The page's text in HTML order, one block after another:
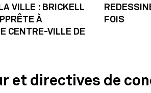
VILLE : BRICKELL
À
CENTRE-VILLE DE
FOIS
et directives de